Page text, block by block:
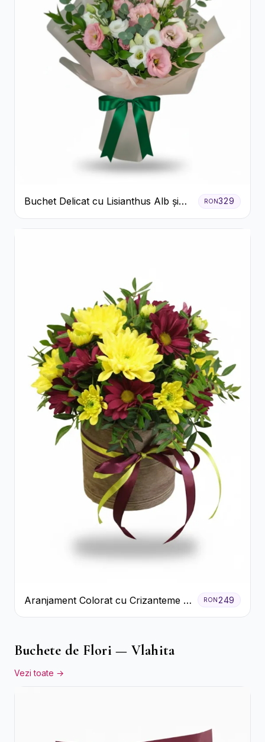
Buchet Delicat cu Lisianthus Alb și
Roz
RON329
Aranjament Colorat cu Crizanteme în
Cutie Rustică
RON249
Buchete de Flori — Vlahita
Vezi toate →